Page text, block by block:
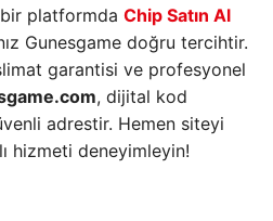
platformda Chip Satın Al
Gunesgame doğru tercihtir.
garantisi ve profesyonel
, dijital kod
adrestir. Hemen siteyi
hizmeti deneyimleyin!